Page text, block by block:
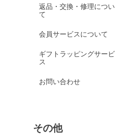
返品・交換・修理につい
て
会員サービスについて
ギフトラッピングサービ
ス
お問い合わせ
その他